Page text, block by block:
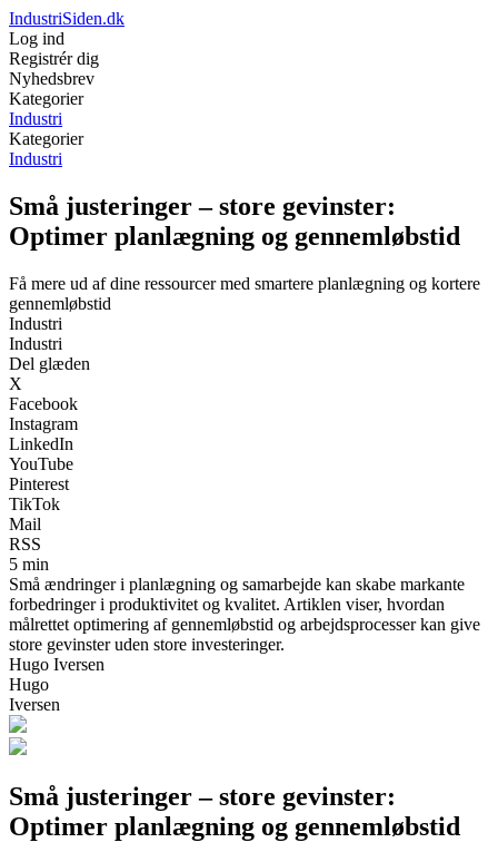
IndustriSiden.dk
Log ind
Registrér dig
Nyhedsbrev
Kategorier
Industri
Kategorier
Industri
Små justeringer – store gevinster:
Optimer planlægning og gennemløbstid
Få mere ud af dine ressourcer med smartere planlægning og kortere
gennemløbstid
Industri
Industri
Del glæden
X
Facebook
Instagram
LinkedIn
YouTube
Pinterest
TikTok
Mail
RSS
5 min
Små ændringer i planlægning og samarbejde kan skabe markante
forbedringer i produktivitet og kvalitet. Artiklen viser, hvordan
målrettet optimering af gennemløbstid og arbejdsprocesser kan give
store gevinster uden store investeringer.
Hugo Iversen
Hugo
Iversen
Små justeringer – store gevinster:
Optimer planlægning og gennemløbstid